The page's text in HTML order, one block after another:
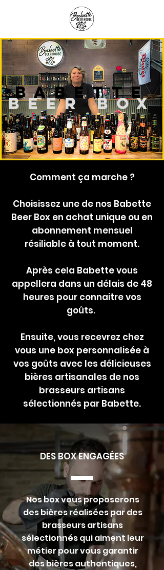
Babette
BEER BOX
Comment ça marche ?
Choisissez une de nos Babette
Beer Box en achat unique ou en
abonnement mensuel
résiliable à tout moment.
Après cela Babette vous
appellera dans un délais de 48
heures pour connaitre vos
goûts.
Ensuite, vous recevrez chez
vous une box personnalisée à
vos goûts avec les délicieuses
bières artisanales de nos
brasseurs artisans
sélectionnés par Babette.
DES BOX ENGAGÉES
Nos box vous proposerons
des bières réalisées par des
brasseurs artisans
sélectionnés qui aiment leur
métier pour vous garantir
des bières authentiques,